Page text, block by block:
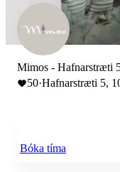
Mimos - Hafnarstræti
50·Hafnarstræti 5,
Bóka tíma